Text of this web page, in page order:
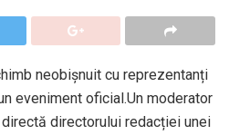
neobișnuit cu reprezentanți
eveniment oficial.Un moderator
directorului redacției unei